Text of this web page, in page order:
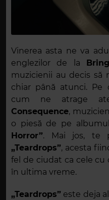
Vinerea asta ne va
englezilor de la
muzicienii au decis să
chiar până atunci. Pe
cum ne atrage
Consequence,
o piesă de pe
Horror”. Mai jos, te
„Teardrops”, acesta
fel de ciudat ca cele cu
în ultima vreme.
„Teardrops” este deja